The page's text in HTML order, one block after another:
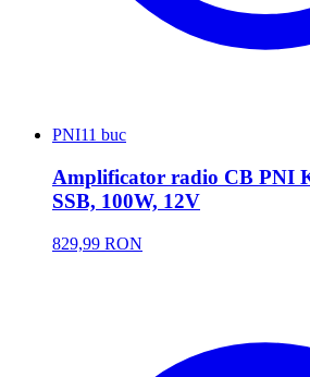
PNI11 buc
Amplificator radio CB PNI
SSB, 100W, 12V
829,99 RON